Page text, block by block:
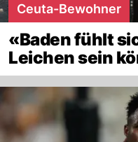
Ceuta-Bewohner
«Baden fühlt
Leichen sein